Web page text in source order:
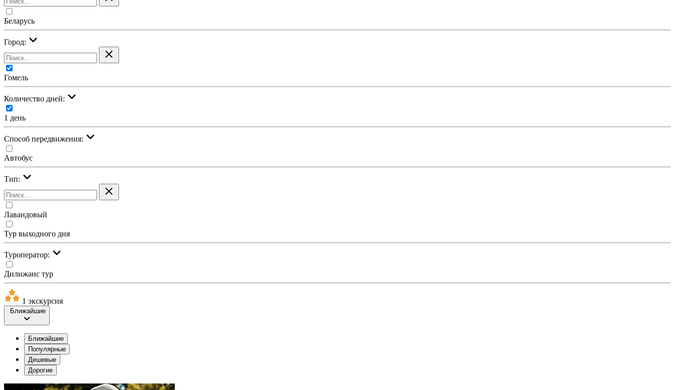
Беларусь
Город:
Гомель
Количество дней:
1 день
Cпособ передвижения:
Автобус
Тип:
Лавандовый
Тур выходного дня
Туроператор:
Дилижанс тур
1 экскурсия
Ближайшие
Ближайшие
Популярные
Дешевые
Дорогие